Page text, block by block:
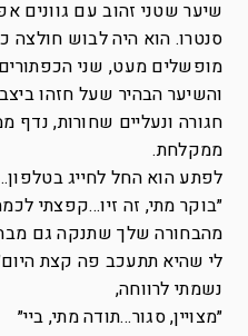
שיער שטני זהוב עם גוונים
סנטרו. הוא היה לבוש חולצה
מופשלים מעט, שני
והשיער הבהיר שעל חזהו
חגורה ונעליים שחורות, נדף
ממקלחת.
לפתע הוא החל לחייג
״בוקר מתי, זה זיו…קפצתי
מהבחורה שלך שתנקה גם
לי שהיא תתעכב פה קצת
נשמתי לרווחה,
״מצויין, סגור…תודה מתי, ביי״